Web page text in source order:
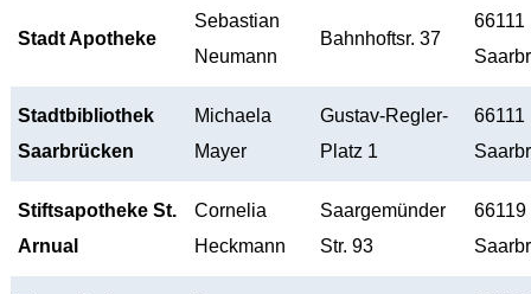
Stadt Apotheke
Sebastian
Neumann
Bahnhoftsr. 37
66111
Stadtbibliothek
Saarbrücken
Michaela
Mayer
Gustav-Regler-
Platz 1
66111
Stiftsapotheke St.
Arnual
Cornelia
Heckmann
Saargemünder
Str. 93
66119